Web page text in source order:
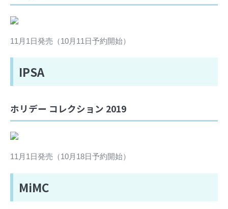
11月1日発売（10月11日予約開始）
IPSA
ホリデー コレクション 2019
11月1日発売（10月18日予約開始）
MiMC